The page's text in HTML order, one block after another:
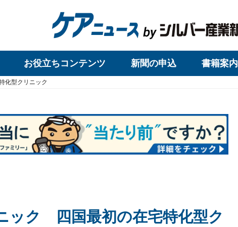
お役立ちコンテンツ 新聞の申込 書籍案内
化型クリニック
ック 四国最初の在宅特化型ク